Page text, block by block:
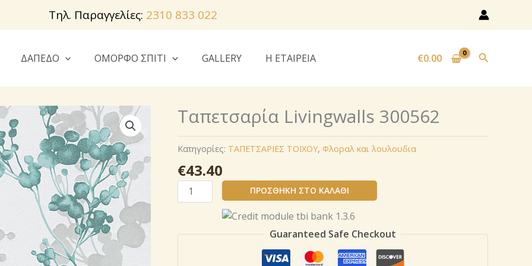
Τηλ. Παραγγελίες: 2310 833 022
ΔΑΠΕΔΟ ΟΜΟΡΦΟ ΣΠΙΤΙ GALLERY Η ΕΤΑΙΡΕΙΑ €0.00
Ταπετσαρία Livingwalls 300562
Κατηγορίες: ΤΑΠΕΤΣΑΡΙΕΣ ΤΟΙΧΟΥ, Φλοραλ και λουλουδια
€43.40
Ταπετσαρία
Livingwalls
ποσότητα
ΠΡΟΣΘΉΚΗ ΣΤΟ ΚΑΛΆΘΙ
Guaranteed Safe Checkout